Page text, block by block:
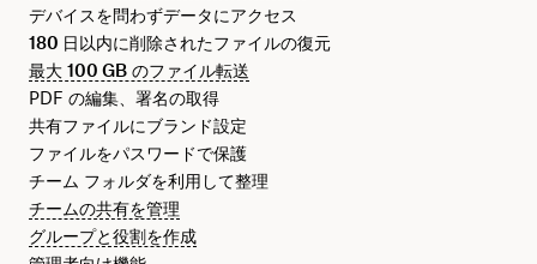
デバイスを問わずデータにアクセス
180 日以内に削除されたファイルの復元
最大 100 GB のファイル転送
PDF の編集、署名の取得
共有ファイルにブランド設定
ファイルをパスワードで保護
チーム フォルダを利用して整理
チームの共有を管理
グループと役割を作成